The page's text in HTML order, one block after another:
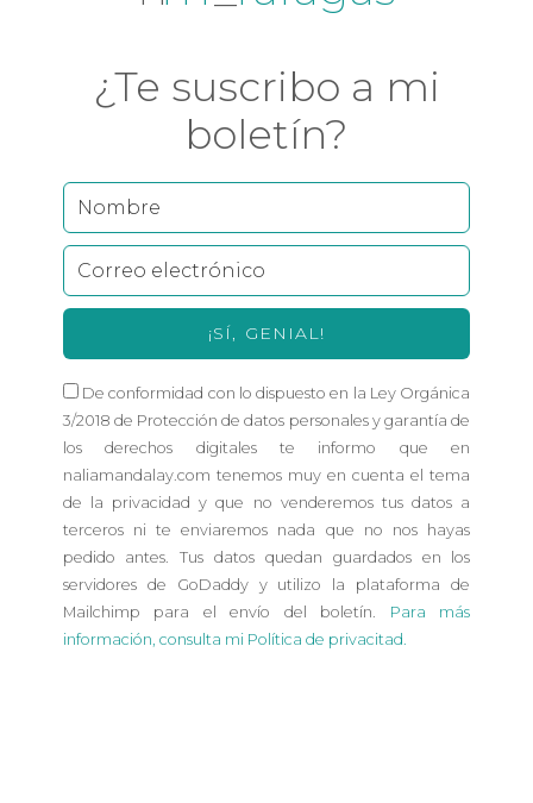
¿Te suscribo a mi
boletín?
¡SÍ, GENIAL!
De conformidad con lo dispuesto en la Ley Orgánica
3/2018 de Protección de datos personales y garantía de
los derechos digitales te informo que en
naliamandalay.com tenemos muy en cuenta el tema
de la privacidad y que no venderemos tus datos a
terceros ni te enviaremos nada que no nos hayas
pedido antes. Tus datos quedan guardados en los
servidores de GoDaddy y utilizo la plataforma de
Mailchimp para el envío del boletín. Para más
información, consulta mi Política de privacitad.